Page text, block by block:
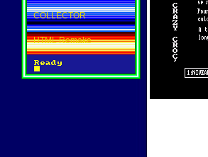
COLLECTOR
HTML Remake